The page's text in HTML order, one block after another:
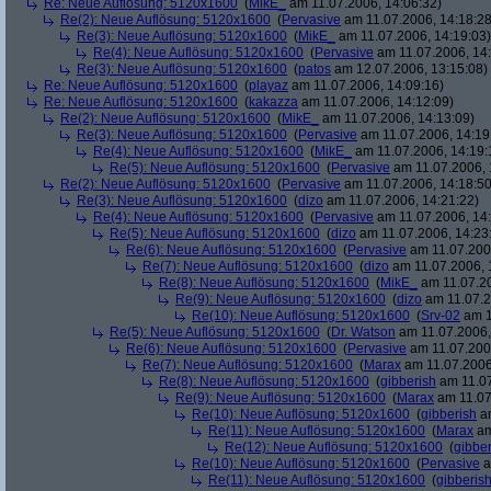
Re: Neue Auflösung: 5120x1600 (MikE_
am 11.07.2006, 14:06:32)
Re(2): Neue Auflösung: 5120x1600 (Pervasive am 11.07.2006,
Re(3): Neue Auflösung: 5120x1600 (MikE_
am 11.07.2006, 14:19:03)
Re(4): Neue Auflösung: 5120x1600 (Pervasive am 11.07.2006,
Re(3): Neue Auflösung: 5120x1600 (patos am 12.07.2006, 13:15:08)
Re: Neue Auflösung: 5120x1600 (playaz am 11.07.2006, 14:09:16)
Re: Neue Auflösung: 5120x1600 (kakazza am 11.07.2006, 14:12:09)
Re(2): Neue Auflösung: 5120x1600 (MikE_
am 11.07.2006, 14:13:09)
Re(3): Neue Auflösung: 5120x1600 (Pervasive am 11.07.2006,
Re(4): Neue Auflösung: 5120x1600 (MikE_
am 11.07.2006,
Re(5): Neue Auflösung: 5120x1600 (Pervasive am 11.07.2006,
Re(2): Neue Auflösung: 5120x1600 (Pervasive am 11.07.2006,
Re(3): Neue Auflösung: 5120x1600 (dizo am 11.07.2006, 14:21:22)
Re(4): Neue Auflösung: 5120x1600 (Pervasive am 11.07.2006,
Re(5): Neue Auflösung: 5120x1600 (dizo am 11.07.2006,
Re(6): Neue Auflösung: 5120x1600 (Pervasive am
Re(7): Neue Auflösung: 5120x1600 (dizo am 11.07.2006,
Re(8): Neue Auflösung: 5120x1600 (MikE_
am
Re(9): Neue Auflösung: 5120x1600 (dizo am
Re(10): Neue Auflösung: 5120x1600 (Srv-02 am
Re(5): Neue Auflösung: 5120x1600 (Dr. Watson am
Re(6): Neue Auflösung: 5120x1600 (Pervasive am
Re(7): Neue Auflösung: 5120x1600 (Marax am
Re(8): Neue Auflösung: 5120x1600 (gibberish am
Re(9): Neue Auflösung: 5120x1600 (Marax am
Re(10): Neue Auflösung: 5120x1600 (gibberish
Re(11): Neue Auflösung: 5120x1600 (Marax
Re(12): Neue Auflösung: 5120x1600 (
Re(10): Neue Auflösung: 5120x1600 (Pervasive
Re(11): Neue Auflösung: 5120x1600 (gibberish